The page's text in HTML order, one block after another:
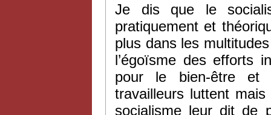
Je dis que le
pratiquement et
plus dans les
l’égoïsme des efforts
pour le bien-être et
travailleurs luttent
socialisme leur dit de